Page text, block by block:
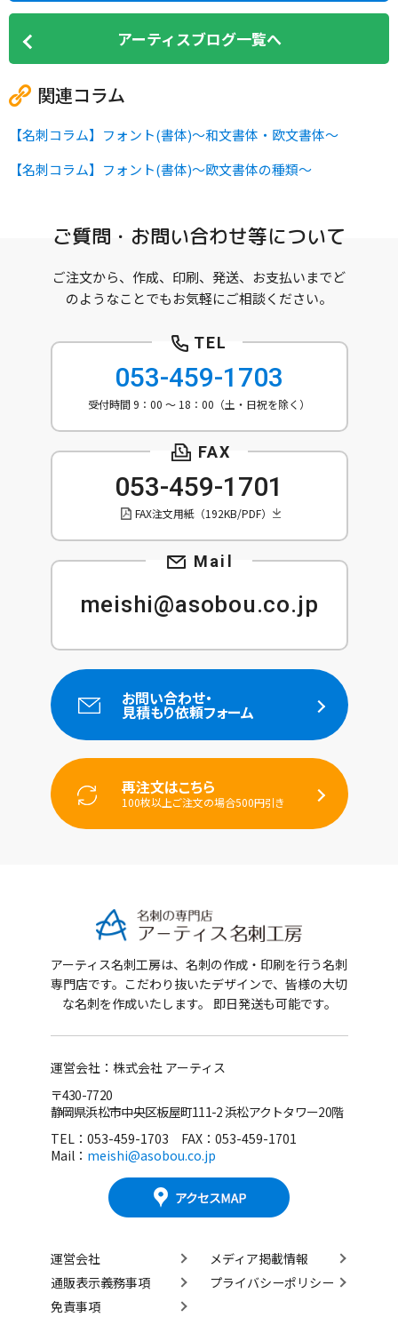
アーティスブログ一覧へ
関連コラム
【名刺コラム】フォント(書体)～和文書体・欧文書体～
【名刺コラム】フォント(書体)～欧文書体の種類～
ご質問・お問い合わせ等について
ご注文から、作成、印刷、発送、お支払いまでど
のようなことでもお気軽にご相談ください。
053-459-1703
受付時間 9：00 ～ 18：00（土・日祝を除く）
053-459-1701
FAX注文用紙（192KB/PDF）
meishi@asobou.co.jp
お問い合わせ・
見積もり依頼フォーム
再注文はこちら
100枚以上ご注文の場合500円引き
アーティス名刺工房は、名刺の作成・印刷を行う名刺
専門店です。 こだわり抜いたデザインで、皆様の大切
な名刺を作成いたします。 即日発送も可能です。
運営会社：株式会社 アーティス
〒430-7720
静岡県浜松市中央区板屋町111-2 浜松アクトタワー20階
TEL：053-459-1703 FAX：053-459-1701
Mail： meishi@asobou.co.jp
運営会社
メディア掲載情報
通販表示義務事項
プライバシーポリシー
免責事項